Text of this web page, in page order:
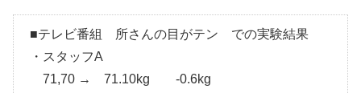
■テレビ番組 所さんの目がテン での実験結果
・スタッフA
71,70 → 71.10kg -0.6kg